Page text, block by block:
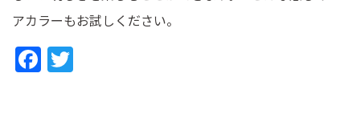
アカラーもお試しください。
F